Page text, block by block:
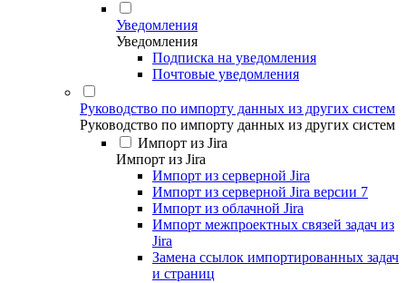
Уведомления
Уведомления
Подписка на уведомления
Почтовые уведомления
Руководство по импорту данных из других систем
Руководство по импорту данных из других систем
Импорт из Jira
Импорт из Jira
Импорт из серверной Jira
Импорт из серверной Jira версии 7
Импорт из облачной Jira
Импорт межпроектных связей задач из
Jira
Замена ссылок импортированных задач
и страниц